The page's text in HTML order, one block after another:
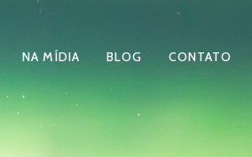
NA MÍDIA BLOG CONTATO